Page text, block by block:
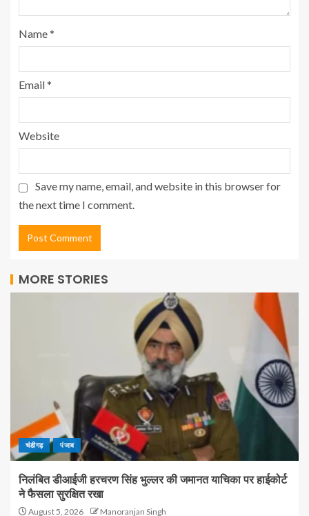
Name*
Email*
Website
Save my name, email, and website in this browser for
the next time I comment.
MORE STORIES
चंडीगढ़ पंजाब
निलंबित डीआईजी हरचरण सिंह भुल्लर की जमानत याचिका पर हाईकोर्ट
ने फैसला सुरक्षित रखा
August 5, 2026 Manoranjan Singh